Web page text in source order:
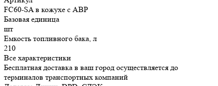
FC60-SA в кожухе с АВР
Базовая единица
шт
Емкость топливного бака, л
210
Все характеристики
Бесплатная доставка в ваш город осуществляется до
терминалов транспортных компаний